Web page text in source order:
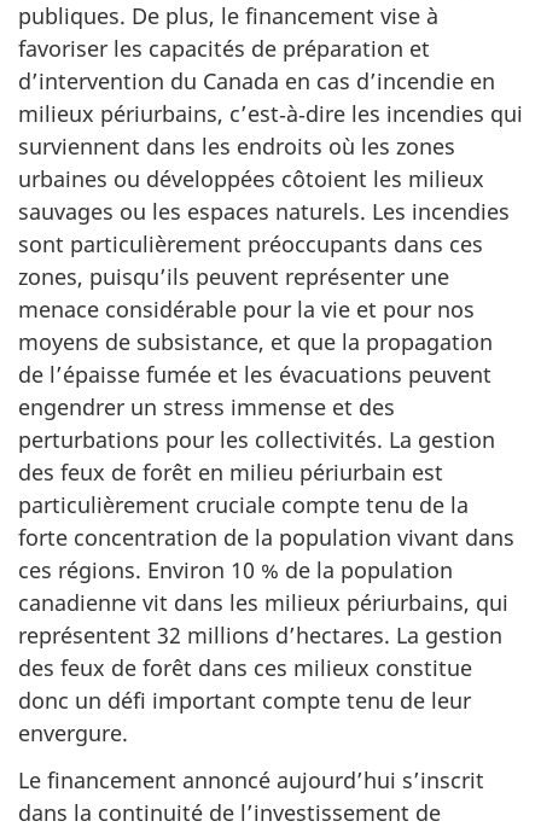
publiques. De plus, le financement vise à
favoriser les capacités de préparation et
d’intervention du Canada en cas d’incendie en
milieux périurbains, c’est‑à‑dire les incendies qui
surviennent dans les endroits où les zones
urbaines ou développées côtoient les milieux
sauvages ou les espaces naturels. Les incendies
sont particulièrement préoccupants dans ces
zones, puisqu’ils peuvent représenter une
menace considérable pour la vie et pour nos
moyens de subsistance, et que la propagation
de l’épaisse fumée et les évacuations peuvent
engendrer un stress immense et des
perturbations pour les collectivités. La gestion
des feux de forêt en milieu périurbain est
particulièrement cruciale compte tenu de la
forte concentration de la population vivant dans
ces régions. Environ 10 % de la population
canadienne vit dans les milieux périurbains, qui
représentent 32 millions d’hectares. La gestion
des feux de forêt dans ces milieux constitue
donc un défi important compte tenu de leur
envergure.
Le financement annoncé aujourd’hui s’inscrit
dans la continuité de l’investissement de